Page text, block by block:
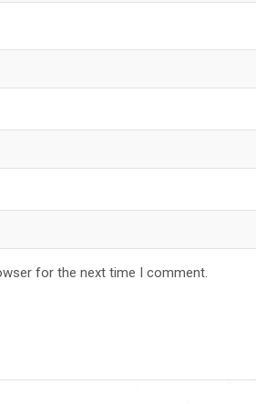
for the next time I comment.